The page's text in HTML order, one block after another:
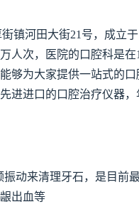
镇河田大街21号，成立
次，医院的口腔科是在
够为大家提供一站式的
进进口的口腔治疗仪器
动来清理牙石，是目前
出血等